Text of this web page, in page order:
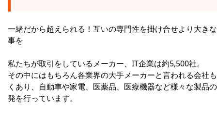
一緒だから超えられる！互いの専門性を掛け合せより大き
事を
私たちが取引をしているメーカー、IT企業は約5,500社。
その中にはもちろん各業界の大手メーカーと言われる会社
くあり、自動車や家電、医薬品、医療機器など様々な製品
発を行っています。